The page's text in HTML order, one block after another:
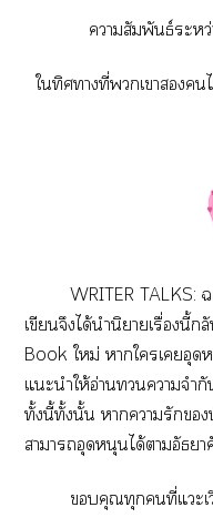
าสัมพันธ์ระหว่
ใทิศาที่เา
WRITER TALKS:
เขียนจึงได้นำนิยายเรื่องนี้
Book ใหม่ าใเอุด
แะนำให้อ่านาจำ
ทั้งนี้ทั้งนั้น าารัก
าาอุดหนุนได้าอัธยา
คุณทุกคนที่แวะเ